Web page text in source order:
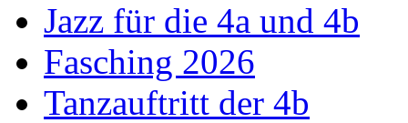
Jazz für die 4a und 4b
Fasching 2026
Tanzauftritt der 4b